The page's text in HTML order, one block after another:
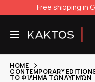
Free shipping in
HOME
CONTEMPORARY
ΤΟ ΦΊΛΗΜΑ ΤΩΝ ΛΥΓΜΏΝ